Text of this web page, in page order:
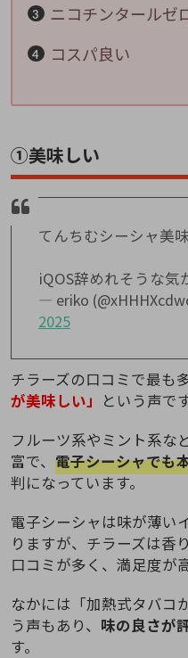
ニコチンタールゼ
コスパ良い
①美味しい
てんちむシーシャ美
iQOS辞めれそうな気
— eriko
2025
チラーズの口コミで最も
が美味しい」 という声です
フルーツ系やミント系な
富で、 電子シーシャでも
判になっています。
電子シーシャは味が薄い
りますが、チラーズは香
口コミが多く、満足度が
なかには「加熱式タバコ
う声もあり、 味の良さが
す。